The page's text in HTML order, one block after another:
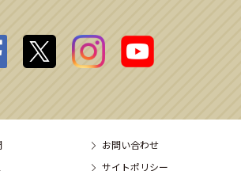
お問い合わせ
サイトポリシー